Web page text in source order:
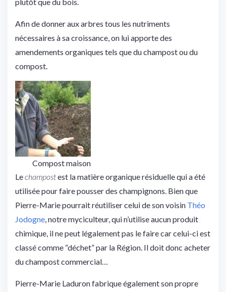
Afin de donner aux arbres tous les nutriments
nécessaires à sa croissance, on lui apporte des
amendements organiques tels que du champost ou du
compost.
Compost maison
Lechampostest la matière organique résiduelle qui a été
utilisée pour faire pousser des champignons. Bien que
Pierre-Marie pourrait réutiliser celui de son voisin Théo
Jodogne, notre myciculteur, qui n’utilise aucun produit
chimique, il ne peut légalement pas le faire car celui-ci est
classé comme “déchet” par la Région. Il doit donc acheter
du champost commercial…
Pierre-Marie Laduron fabrique également son propre